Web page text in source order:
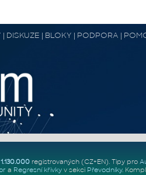
DISKUZE | BLOKY | PODPORA |
1.130.000registrovaných (CZ+EN). Tipy pro
a Regresní křivkyv sekci Převodníky.